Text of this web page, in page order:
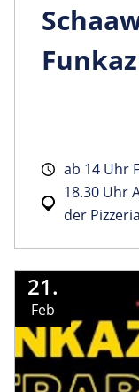
ab 14 Uhr
18.30 Uhr
der
21.
Feb